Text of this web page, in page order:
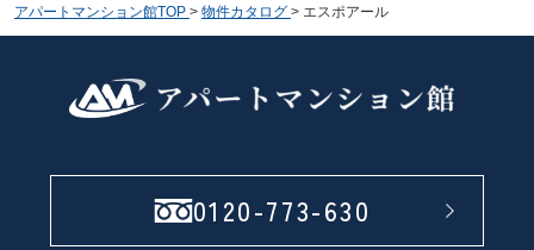
アパートマンション館TOP > 物件カタログ > エスポアール
0120-773-630